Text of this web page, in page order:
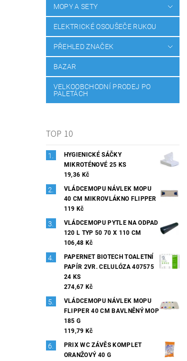
MOPY A SETY
ELEKTRICKÉ OSOUŠEČE RUKOU
PŘEHLED ZNAČEK
BAZAR
VELKOOBCHODNÍ PRODEJ PO
PALETÁCH
TOP 10
HYGIENICKÉ SÁČKY
MIKROTÉNOVÉ 25 KS
19,36 Kč
VLÁDCEMOPU NÁVLEK MOPU
40 CM MIKROVLÁKNO FLIPPER
119 Kč
VLÁDCEMOPU PYTLE NA ODPAD
120 L TYP 50 70 X 110 CM
106,48 Kč
PAPERNET BIOTECH TOALETNÍ
PAPÍR 2VR. CELULÓZA 407575
24 KS
274,67 Kč
VLÁDCEMOPU NÁVLEK MOPU
FLIPPER 40 CM BAVLNĚNÝ MOP
185 G
119,79 Kč
PRIX WC ZÁVĚS KOMPLET
ORANŽOVÝ 40 G